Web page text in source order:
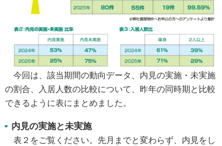
今回は、該当期間の動向データ、内見の実施・未実施
の割合、入居人数の比較について、昨年の同時期と比較
できるように表にまとめました。
内見の実施と未実施
表２をご覧ください。先月までと変わらず、内見をし